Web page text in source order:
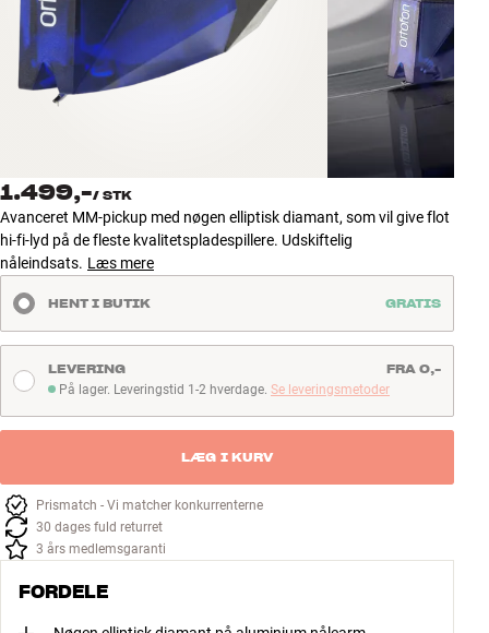
Tilbehør
INSPIRATION
NYHEDER
TILBUD
Find Butik
Kundeservice
Log ind
Kundeservice
Byg med Lyd
1.499,-/ STK
Avanceret MM-pickup med nøgen elliptisk diamant, som vil give flot
hi-fi-lyd på de fleste kvalitetspladespillere. Udskiftelig
nåleindsats. Læs mere
HENT I BUTIK GRATIS
På lager. Leveringstid 1-2 hverdage
På lager. Leveringstid 1-2 hverdage. Se leveringsmetoder
LEVERING FRA 0,-
LÆG I KURV
Prismatch - Vi matcher konkurrenterne
30 dages fuld returret
3 års medlemsgaranti
FORDELE